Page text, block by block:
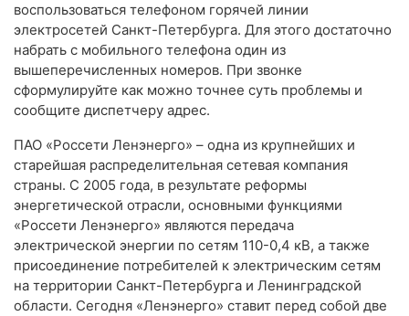
воспользоваться телефоном горячей линии
электросетей Санкт-Петербурга. Для этого достаточно
набрать с мобильного телефона один из
вышеперечисленных номеров. При звонке
сформулируйте как можно точнее суть проблемы и
сообщите диспетчеру адрес.
ПАО «Россети Ленэнерго» – одна из крупнейших и
старейшая распределительная сетевая компания
страны. С 2005 года, в результате реформы
энергетической отрасли, основными функциями
«Россети Ленэнерго» являются передача
электрической энергии по сетям 110-0,4 кВ, а также
присоединение потребителей к электрическим сетям
на территории Санкт-Петербурга и Ленинградской
области. Сегодня «Ленэнерго» ставит перед собой две